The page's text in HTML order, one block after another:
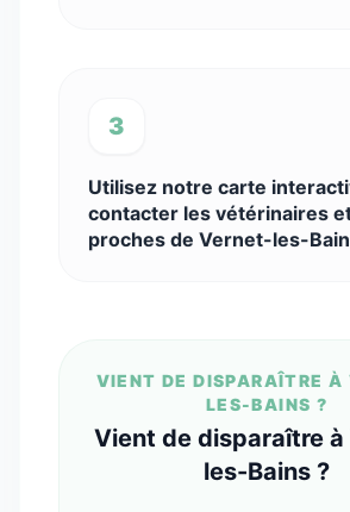
3
Utilisez notre carte
contacter les vétérinaires
proches de Vernet-les-
VIENT DE DISPARAÎTRE À
LES-BAINS ?
Vient de disparaître
les-Bains ?